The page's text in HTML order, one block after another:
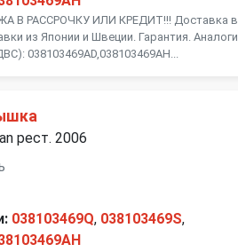
В РАССРОЧКУ ИЛИ КРЕДИТ!!! Доставка в
из Японии и Швеции. Гарантия. Аналоги
038103469AD,038103469AH...
рест. 2006
038103469Q, 038103469S,